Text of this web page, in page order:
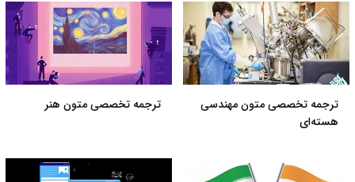
ترجمه تخصصی متون مهندسی
هسته‌ای
ترجمه تخصصی متون هنر